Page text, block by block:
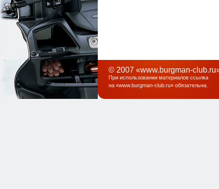
© 2007 «www.burgman-
При использовании материалов ссылка
на «www.burgman-club.ru» обязательна